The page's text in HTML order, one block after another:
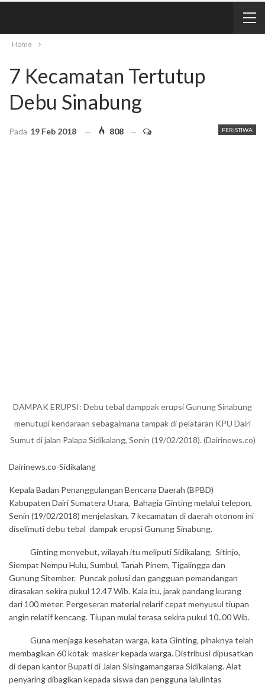
Home
7 Kecamatan Tertutup
Debu Sinabung
PERISTIWA
Pada 19 Feb 2018 808
DAMPAK ERUPSI: Debu tebal damppak erupsi Gunung Sinabung
menutupi kendaraan sebagaimana tampak di pelataran KPU Dairi
Sumut di jalan Palapa Sidikalang, Senin (19/02/2018). (Dairinews.co)
Dairinews.co-Sidikalang
Kepala Badan Penanggulangan Bencana Daerah (BPBD)
Kabupaten Dairi Sumatera Utara, Bahagia Ginting melalui telepon,
Senin (19/02/2018) menjelaskan, 7 kecamatan di daerah otonom ini
diselimuti debu tebal dampak erupsi Gunung Sinabung.
Ginting menyebut, wilayah itu meliputi Sidikalang, Sitinjo,
Siempat Nempu Hulu, Sumbul, Tanah Pinem, Tigalingga dan
Gunung Sitember. Puncak polusi dan gangguan pemandangan
dirasakan sekira pukul 12.47 Wib. Kala itu, jarak pandang kurang
dari 100 meter. Pergeseran material relarif cepat menyusul tiupan
angin relatif kencang. Tiupan mulai terasa sekira pukul 10..00 Wib.
Guna menjaga kesehatan warga, kata Ginting, pihaknya telah
membagikan 60 kotak masker kepada warga. Distribusi dipusatkan
di depan kantor Bupati di Jalan Sisingamangaraa Sidikalang. Alat
penyaring dibagikan kepada siswa dan pengguna lalulintas